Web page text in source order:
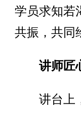
学员求知若
共振，共同
讲师匠
讲台上，